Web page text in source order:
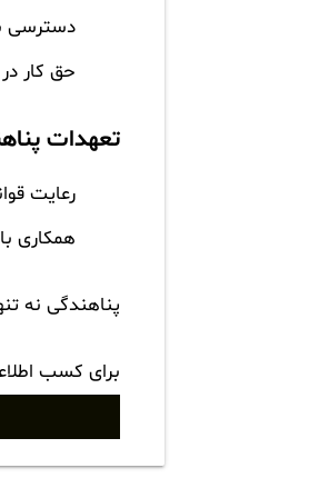
دسترسی
حق کار
تعهدات
رعایت
همکاری
پناهندگی نه
برای کسب